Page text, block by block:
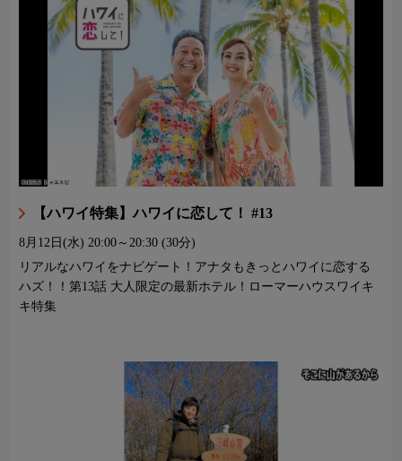
【ハワイ特集】ハワイに恋して！ #13
8月12日(水) 20:00～20:30 (30分)
リアルなハワイをナビゲート！アナタもきっとハワイに恋する
ハズ！！第13話 大人限定の最新ホテル！ローマーハウスワイキ
キ特集